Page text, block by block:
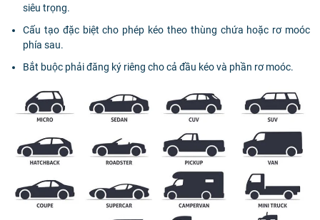
siêu trọng.
Cấu tạo đặc biệt cho phép kéo theo thùng chứa hoặc rơ moóc
phía sau.
Bắt buộc phải đăng ký riêng cho cả đầu kéo và phần rơ moóc.